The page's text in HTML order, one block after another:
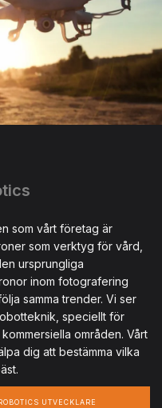
som vårt företag är
som verktyg för vård,
ursprungliga
inom fotografering
samma trender. Vi ser
speciellt för
områden. Vårt
dig att bestämma vilka
UTVECKLARE